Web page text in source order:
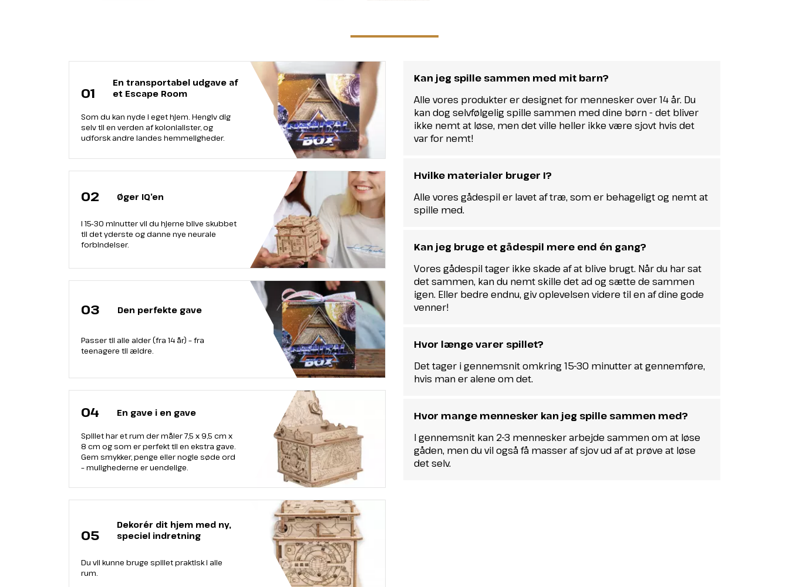
01
En transportabel udgave af
et Escape Room
Som du kan nyde i eget hjem. Hengiv dig
selv til en verden af kolonialister, og
udforsk andre landes hemmeligheder.
02 Øger IQ’en
I 15-30 minutter vil du hjerne blive skubbet
til det yderste og danne nye neurale
forbindelser.
03 Den perfekte gave
Passer til alle alder (fra 14 år) – fra
teenagere til ældre.
04 En gave i en gave
Spillet har et rum der måler 7,5 x 9,5 cm x
8 cm og som er perfekt til en ekstra gave.
Gem smykker, penge eller nogle søde ord
– mulighederne er uendelige.
05
Dekorér dit hjem med ny,
speciel indretning
Du vil kunne bruge spillet praktisk i alle
rum.
Kan jeg spille sammen med mit barn?
Alle vores produkter er designet for mennesker over 14 år. Du
kan dog selvfølgelig spille sammen med dine børn - det bliver
ikke nemt at løse, men det ville heller ikke være sjovt hvis det
var for nemt!
Hvilke materialer bruger I?
Alle vores gådespil er lavet af træ, som er behageligt og nemt at
spille med.
Kan jeg bruge et gådespil mere end én gang?
Vores gådespil tager ikke skade af at blive brugt. Når du har sat
det sammen, kan du nemt skille det ad og sætte de sammen
igen. Eller bedre endnu, giv oplevelsen videre til en af dine gode
venner!
Hvor længe varer spillet?
Det tager i gennemsnit omkring 15-30 minutter at gennemføre,
hvis man er alene om det.
Hvor mange mennesker kan jeg spille sammen med?
I gennemsnit kan 2-3 mennesker arbejde sammen om at løse
gåden, men du vil også få masser af sjov ud af at prøve at løse
det selv.